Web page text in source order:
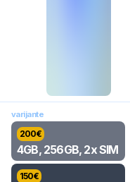
varijante
200€
4GB, 256GB, 2x SIM
150€